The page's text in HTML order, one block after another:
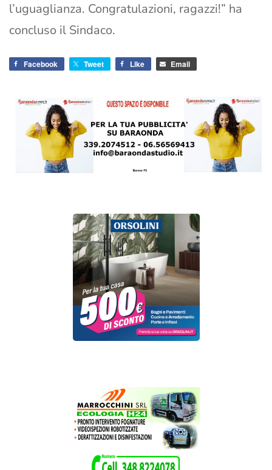
l’uguaglianza. Congratulazioni, ragazzi!” ha
concluso il Sindaco.
Facebook Tweet Like Email